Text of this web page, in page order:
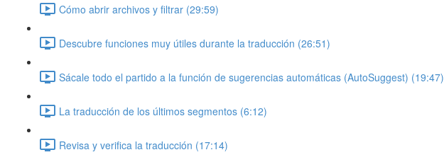
Cómo abrir archivos y filtrar (29:59)
Descubre funciones muy útiles durante la traducción (26:51)
Sácale todo el partido a la función de sugerencias automáticas (AutoSuggest) (19:47)
La traducción de los últimos segmentos (6:12)
Revisa y verifica la traducción (17:14)